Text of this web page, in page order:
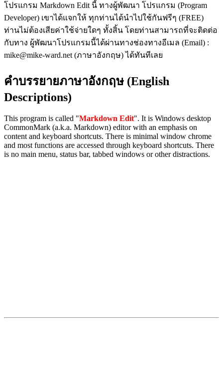
โปรแกรม Markdown Edit นี้ ทางผู้พัฒนา โปรแกรม (Program
Developer) เขาได้แจกให้ ทุกท่านได้นำไปใช้กันฟรีๆ (FREE)
ท่านไม่ต้องเสียค่าใช้จ่ายใดๆ ทั้งสิ้น โดยท่านสามารถที่จะติดต่อ
กับทาง ผู้พัฒนาโปรแกรมนี้ได้ผ่านทางช่องทางอีเมล (Email) :
mike@mike-ward.net (ภาษาอังกฤษ) ได้ทันทีเลย
คำบรรยายภาษาอังกฤษ (English
Descriptions)
This program is called "Markdown Edit". It is Windows desktop
CommonMark (a.k.a. Markdown) editor with an emphasis on
content and keyboard shortcuts. There is minimal window chrome
and most functions are accessed through keyboard shortcuts. There
is no main menu, status bar, tabbed windows or other distractions.